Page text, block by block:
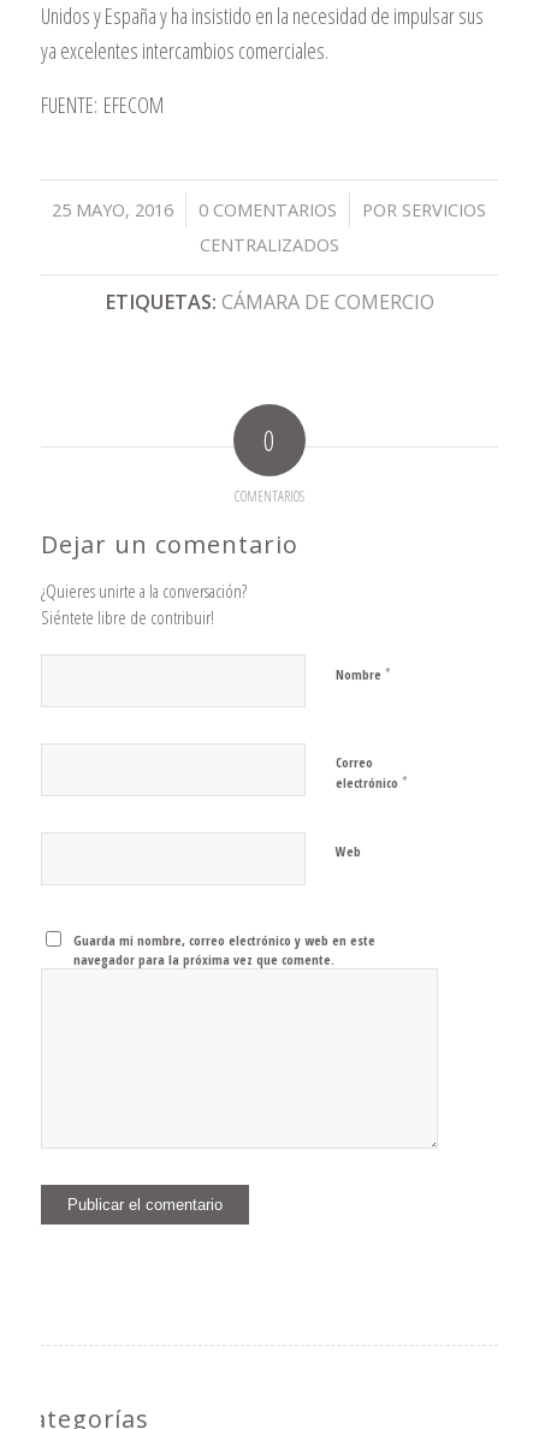
Unidos y España y ha insistido en la necesidad de impulsar sus
ya excelentes intercambios comerciales.
FUENTE: EFECOM
25 MAYO, 2016
/ 0 COMENTARIOS
/ POR SERVICIOS
CENTRALIZADOS
ETIQUETAS: CÁMARA DE COMERCIO
0
COMENTARIOS
Dejar un comentario
¿Quieres unirte a la conversación?
Siéntete libre de contribuir!
Nombre *
Correo
electrónico *
Web
Guarda mi nombre, correo electrónico y web en este
navegador para la próxima vez que comente.
Categorías